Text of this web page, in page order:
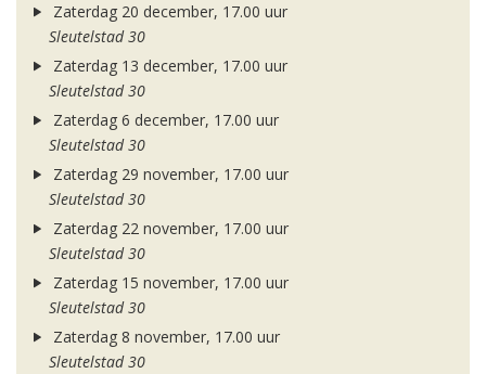
Zaterdag 20 december, 17.00 uur
Sleutelstad 30
Zaterdag 13 december, 17.00 uur
Sleutelstad 30
Zaterdag 6 december, 17.00 uur
Sleutelstad 30
Zaterdag 29 november, 17.00 uur
Sleutelstad 30
Zaterdag 22 november, 17.00 uur
Sleutelstad 30
Zaterdag 15 november, 17.00 uur
Sleutelstad 30
Zaterdag 8 november, 17.00 uur
Sleutelstad 30